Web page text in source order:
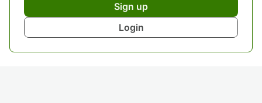
Sign up
Login